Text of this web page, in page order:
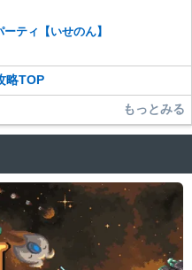
ティ【いせのん】
略TOP
もっとみる